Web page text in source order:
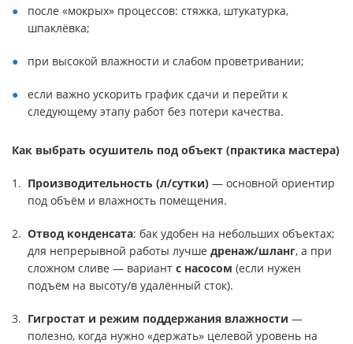
после «мокрых» процессов: стяжка, штукатурка,
шпаклёвка;
при высокой влажности и слабом проветривании;
если важно ускорить график сдачи и перейти к
следующему этапу работ без потери качества.
Как выбрать осушитель под объект (практика мастера)
Производительность (л/сутки) — основной ориентир
под объём и влажность помещения.
Отвод конденсата: бак удобен на небольших объектах;
для непрерывной работы лучше дренаж/шланг, а при
сложном сливе — вариант с насосом (если нужен
подъём на высоту/в удалённый сток).
Гигростат и режим поддержания влажности —
полезно, когда нужно «держать» целевой уровень на